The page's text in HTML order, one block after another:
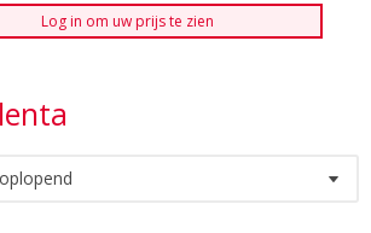
Log in om uw prijs te zien